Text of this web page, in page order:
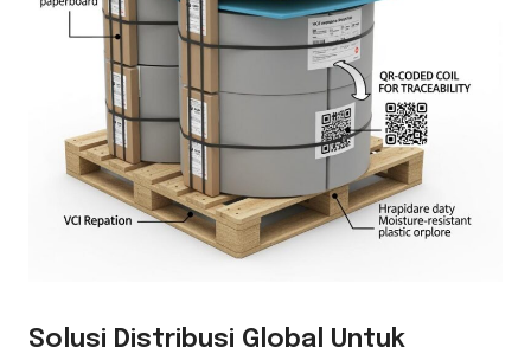
Solusi Distribusi Global Untuk